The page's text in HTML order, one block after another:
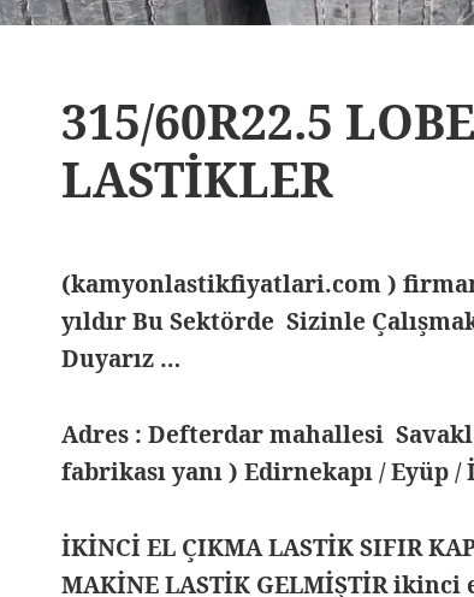
315/60R22.5
LASTİKLER
(kamyonlastikfiyatlari.com )
yıldır Bu Sektörde Sizinle
Duyarız …
Adres : Defterdar mahallesi
fabrikası yanı ) Edirnekapı / Eyüp
İKİNCİ EL ÇIKMA LASTİK SIFIR
MAKİNE LASTİK GELMİŞTİR ikinci